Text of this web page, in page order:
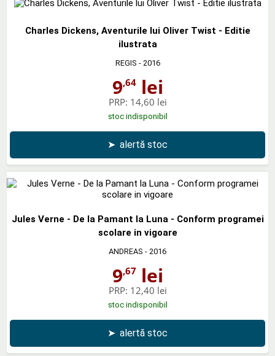
Charles Dickens, Aventurile lui Oliver Twist - Editie
ilustrata
REGIS - 2016
9,64lei
PRP: 14,60 lei
stoc indisponibil
➤ alertă stoc
Jules Verne - De la Pamant la Luna - Conform programei
scolare in vigoare
ANDREAS - 2016
9,67lei
PRP: 12,40 lei
stoc indisponibil
➤ alertă stoc